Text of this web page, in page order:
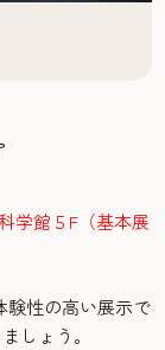
学館５F（基本展
験性の高い展示で
しょう。